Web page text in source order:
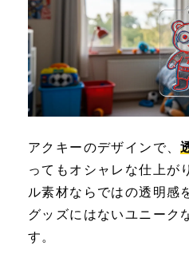
アクキーのデザインで、
ってもオシャレな仕上が
ル素材ならではの透明感
グッズにはないユニーク
す。